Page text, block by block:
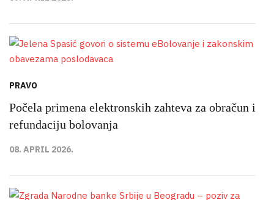
PRAVO
Počela primena elektronskih zahteva za obračun i
refundaciju bolovanja
08. APRIL 2026.